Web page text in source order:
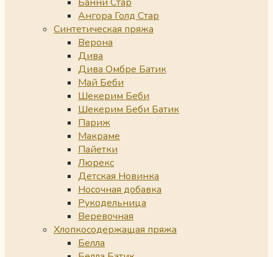
Ангора Голд Стар
Синтетическая пряжа
Верона
Дива
Дива Омбре Батик
Май Беби
Шекерим Беби
Шекерим Беби Батик
Париж
Макраме
Пайетки
Люрекс
Детская Новинка
Носочная добавка
Рукодельница
Веревочная
Хлопкосодержащая пряжа
Белла